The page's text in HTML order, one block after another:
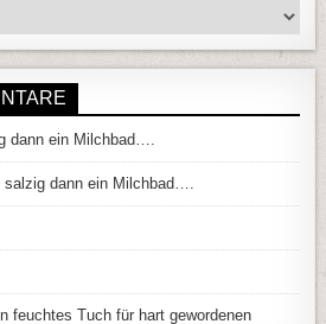
dann ein Milchbad….
salzig dann ein Milchbad….
feuchtes Tuch für hart gewordenen